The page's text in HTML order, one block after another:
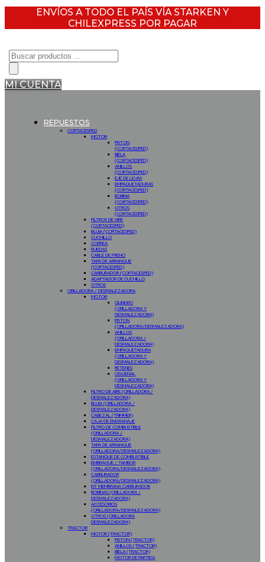
ENVÍOS A TODO EL PAÍS VÍA STARKEN Y
CHILEXPRESS POR PAGAR
Búsqueda
de
productos
MI CUENTA
REPUESTOS
CORTACESPED
MOTOR
PISTON
(CORTACESPED)
BIELA
(CORTACESPED)
ANILLOS
(CORTACESPED)
EJE DE LEVAS
EMPAQUETADURAS
(CORTACESPED)
BOBINA
(CORTACESPED)
OTROS
(CORTACESPED)
FILTROS DE AIRE
(CORTACESPED)
BUJIA (CORTACESPED)
CUCHILLO
CORREA
RUEDAS
CABLE DE FRENO
TAPA DE ARRANQUE
(CORTACESPED)
CARBURADOR (CORTACESPED)
ADAPTADOR DE CUCHILLO
OTROS
ORILLADORA / DESMALEZADORA
MOTOR
CILINDRO
(ORILLADORA Y
DESMALEZADORA)
PISTON
(ORILLADORA/DESMALEZADORA)
ANILLOS
(ORILLADORA /
DESMALEZADORA)
EMPAQUETADURA
(ORILLADORA Y
DESMALEZADORA)
RETENES
CIGÜEÑAL
(ORILLADORA Y
DESMALEZADORA)
FILTRO DE AIRE (ORILLADORA /
DESMALEZADORA)
BUJIA (ORILLADORA /
DESMALEZADORA)
CABEZAL (TRIMMER)
CAJA DE ENGRANAJE
FILTRO DE COMBUSTIBLE
(ORILLADORA /
DESMALEZADORA)
TAPA DE ARRANQUE
(ORILLADORA/DESMALEZADORA)
ESTANQUE DE COMBUSTIBLE
EMBRAGUE / TAMBOR
(ORILLADORA/DESMALEZADORA)
CARBURADOR
(ORILLADORA/DESMALEZADORA)
KIT MEMBRANA CARBURADOR
BOBINAS (ORILLADORA /
DESMALEZADORA)
ACCESORIOS
(ORILLADORA/DESMALEZADORA)
OTROS (ORILLADORA
DESMALEZADORA)
TRACTOR
MOTOR (TRACTOR)
PISTON (TRACTOR)
ANILLOS (TRACTOR)
BIELA (TRACTOR)
MOTOR DE PARTIDA